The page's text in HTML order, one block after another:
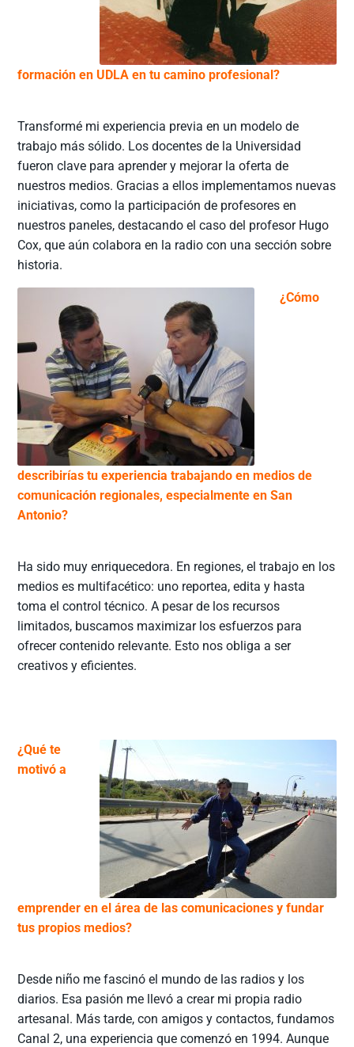
formación en UDLA en tu camino profesional?
Transformé mi experiencia previa en un modelo de
trabajo más sólido. Los docentes de la Universidad
fueron clave para aprender y mejorar la oferta de
nuestros medios. Gracias a ellos implementamos nuevas
iniciativas, como la participación de profesores en
nuestros paneles, destacando el caso del profesor Hugo
Cox, que aún colabora en la radio con una sección sobre
historia.
¿Cómo
describirías tu experiencia trabajando en medios de
comunicación regionales, especialmente en San
Antonio?
Ha sido muy enriquecedora. En regiones, el trabajo en los
medios es multifacético: uno reportea, edita y hasta
toma el control técnico. A pesar de los recursos
limitados, buscamos maximizar los esfuerzos para
ofrecer contenido relevante. Esto nos obliga a ser
creativos y eficientes.
¿Qué te
motivó a
emprender en el área de las comunicaciones y fundar
tus propios medios?
Desde niño me fascinó el mundo de las radios y los
diarios. Esa pasión me llevó a crear mi propia radio
artesanal. Más tarde, con amigos y contactos, fundamos
Canal 2, una experiencia que comenzó en 1994. Aunque